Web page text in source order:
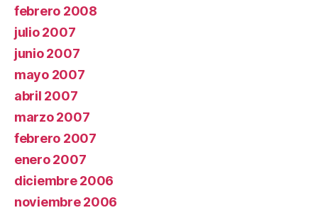
febrero 2008
julio 2007
junio 2007
mayo 2007
abril 2007
marzo 2007
febrero 2007
enero 2007
diciembre 2006
noviembre 2006